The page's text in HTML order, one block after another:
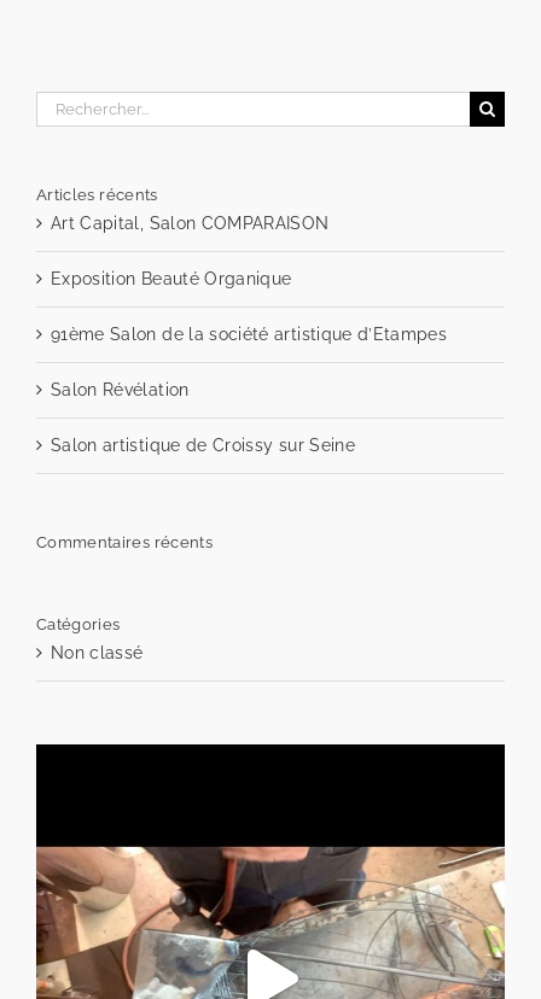
Rechercher:
Articles récents
Art Capital, Salon COMPARAISON
Exposition Beauté Organique
91ème Salon de la société artistique d’Etampes
Salon Révélation
Salon artistique de Croissy sur Seine
Commentaires récents
Catégories
Non classé